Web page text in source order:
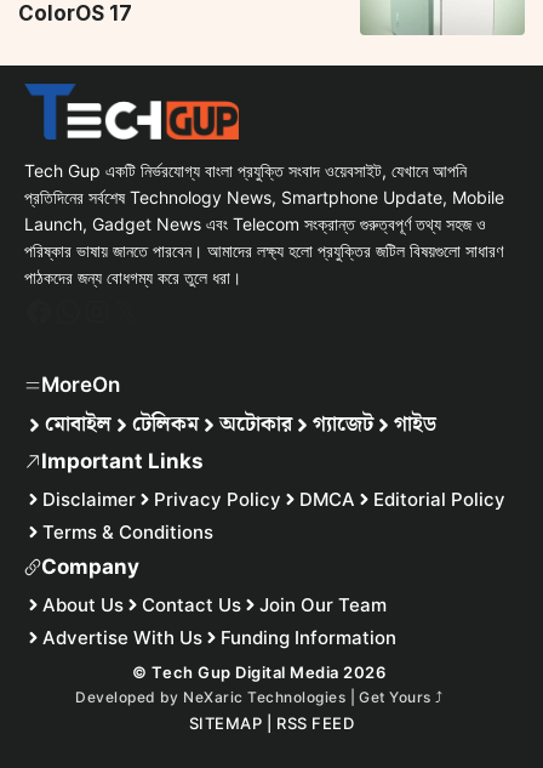
ColorOS 17
Tech Gup একটি নির্ভরযোগ্য বাংলা প্রযুক্তি সংবাদ ওয়েবসাইট, যেখানে আপনি
প্রতিদিনের সর্বশেষ Technology News, Smartphone Update, Mobile
Launch, Gadget News এবং Telecom সংক্রান্ত গুরুত্বপূর্ণ তথ্য সহজ ও
পরিষ্কার ভাষায় জানতে পারবেন। আমাদের লক্ষ্য হলো প্রযুক্তির জটিল বিষয়গুলো সাধারণ
পাঠকদের জন্য বোধগম্য করে তুলে ধরা।
MoreOn
মোবাইল টেলিকম অটোকার গ্যাজেট গাইড
Important Links
Disclaimer Privacy Policy DMCA
Editorial Policy
Terms & Conditions
Company
About Us Contact Us
Join Our Team
Advertise With Us
Funding Information
© Tech Gup Digital Media 2026
Developed by NeXaric Technologies | Get Yours ⤴︎
SITEMAP RSS FEED